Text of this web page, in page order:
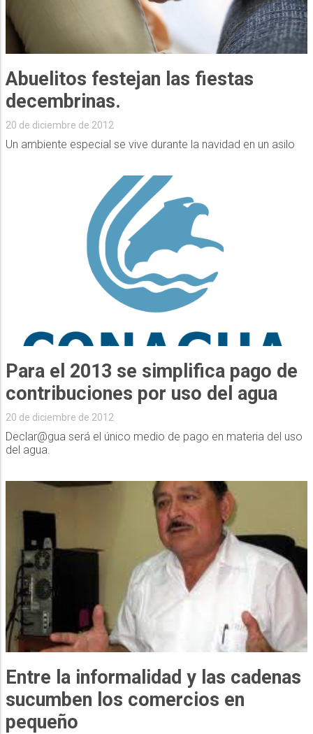
Abuelitos festejan las fiestas
decembrinas.
20 de diciembre de 2012
Un ambiente especial se vive durante la navidad en un asilo
Para el 2013 se simplifica pago de
contribuciones por uso del agua
20 de diciembre de 2012
Declar@gua será el único medio de pago en materia del uso
del agua.
Entre la informalidad y las cadenas
sucumben los comercios en
pequeño